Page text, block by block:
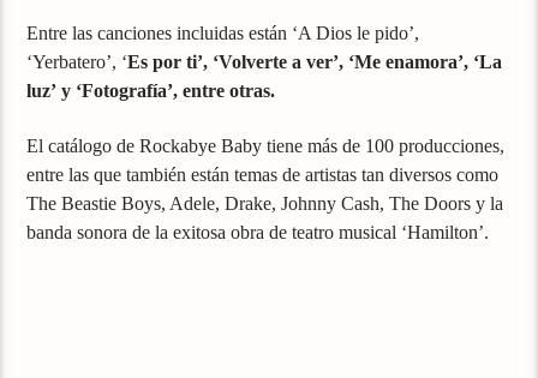
Entre las canciones incluidas están ‘A Dios le pido’,
‘Yerbatero’, ‘Es por ti’, ‘Volverte a ver’, ‘Me enamora’, ‘La
luz’ y ‘Fotografía’, entre otras.
El catálogo de Rockabye Baby tiene más de 100 producciones,
entre las que también están temas de artistas tan diversos como
The Beastie Boys, Adele, Drake, Johnny Cash, The Doors y la
banda sonora de la exitosa obra de teatro musical ‘Hamilton’.